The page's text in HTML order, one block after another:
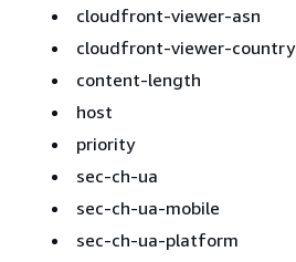
cloudfront-viewer-asn
cloudfront-viewer-country
content-length
host
priority
sec-ch-ua
sec-ch-ua-mobile
sec-ch-ua-platform